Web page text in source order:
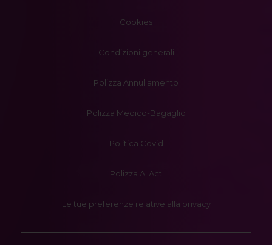
Cookies
Condizioni generali
Polizza Annullamento
Polizza Medico-Bagaglio
Politica Covid
Polizza AI Act
Le tue preferenze relative alla privacy